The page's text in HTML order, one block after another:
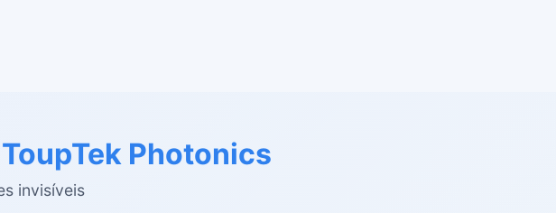
Photonics
invisíveis